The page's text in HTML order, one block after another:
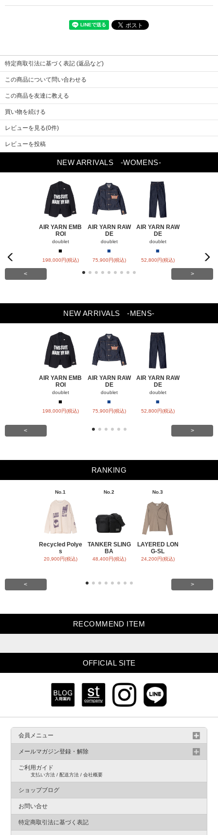
Previou
s
Next
幅
6
特定商取引法に基づく表記 (返品など)
この商品について問い合わせる
この商品を友達に教える
買い物を続ける
レビューを見る(0件)
レビューを投稿
NEW ARRIVALS -WOMENS-
AIR YARN EMB
ROI
doublet
■
198,000円(税込)
AIR YARN RAW
DE
doublet
■
75,900円(税込)
AIR YARN RAW
DE
doublet
■
52,800円(税込) 57,200円(税
< >
NEW ARRIVALS -MENS-
AIR YARN EMB
ROI
doublet
■
198,000円(税込)
AIR YARN RAW
DE
doublet
■
75,900円(税込)
AIR YARN RAW
DE
doublet
■
52,800円(税込)
< >
RANKING
No.1
Recycled Polye
s
20,900円(税込)
No.2
TANKER SLING
BA
48,400円(税込)
No.3
LAYERED LON
G-SL
24,200円(税込)
< >
RECOMMEND ITEM
OFFICIAL SITE
会員メニュー
メールマガジン登録・解除
ご利用ガイド
支払い方法 / 配送方法 / 会社概要
ショップブログ
お問い合せ
特定商取引法に基づく表記